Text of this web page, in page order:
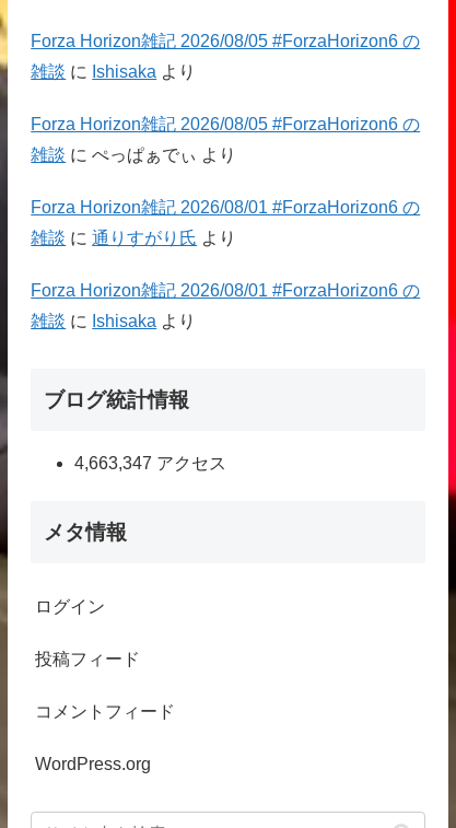
Forza Horizon雑記 2026/08/05 #ForzaHorizon6 の
雑談 に Ishisaka より
Forza Horizon雑記 2026/08/05 #ForzaHorizon6 の
雑談 にぺっぱぁでぃ より
Forza Horizon雑記 2026/08/01 #ForzaHorizon6 の
雑談 に通りすがり氏 より
Forza Horizon雑記 2026/08/01 #ForzaHorizon6 の
雑談 に Ishisaka より
ブログ統計情報
4,663,347 アクセス
メタ情報
ログイン
投稿フィード
コメントフィード
WordPress.org